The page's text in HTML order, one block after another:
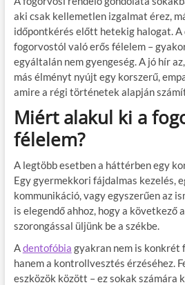
aki csak kellemetlen izgalmat érez,
időpontkérés előtt hetekig halogat. A
fogorvostól való erős félelem –
egyáltalán nem gyengeség. A jó hír
más élményt nyújt egy korszerű,
amire a régi történetek alapján
Miért alakul ki a
félelem?
A legtöbb esetben a háttérben egy
Egy gyermekkori fájdalmas kezelés,
kommunikáció, vagy egyszerűen az
is elegendő ahhoz, hogy a következő
szorongással üljünk be a székbe.
Adentofóbia gyakran nem is konkrét
hanem a kontrollvesztés érzéséhez.
eszközök között – ez sokak számára